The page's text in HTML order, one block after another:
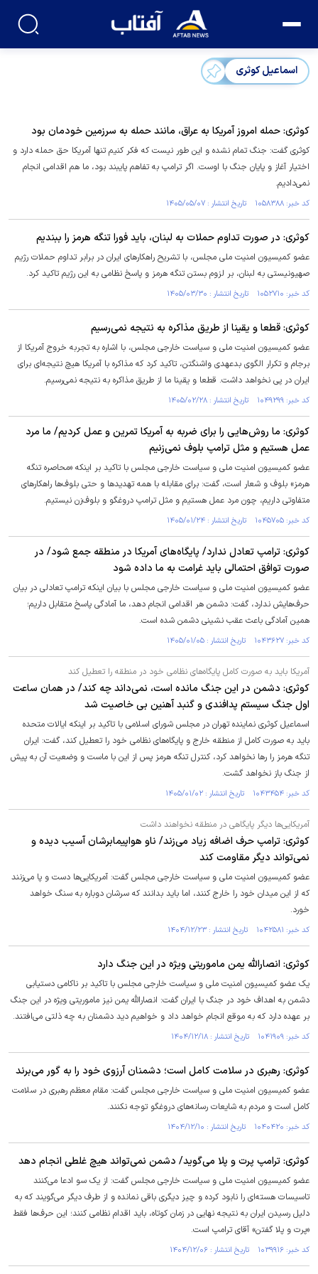
اسماعیل کوثری
کوثری: حمله امروز آمریکا به عراق، مانند حمله به سرزمین خودمان بود
کوثری گفت: جنگ تمام نشده و این طور نیست که فکر کنیم تنها آمریکا حق حمله دارد و
اختیار آغاز و پایان جنگ با اوست‌‌. اگر ترامپ به تفاهم پایبند بود، ما هم اقدامی انجام
نمی‌دادیم.
کد خبر: ۱۰۵۸۳۸۸ تاریخ انتشار : ۱۴۰۵/۰۵/۰۷
کوثری: در صورت تداوم حملات به لبنان، باید فورا تنگه هرمز را ببندیم
عضو کمیسیون امنیت ملی مجلس، با تشریح راهکار‌های ایران در برابر تداوم حملات رژیم
صهیونیستی به لبنان، بر لزوم بستن تنگه هرمز و پاسخ نظامی به این رژیم تاکید کرد.
کد خبر: ۱۰۵۲۷۱۰ تاریخ انتشار : ۱۴۰۵/۰۳/۳۰
کوثری: قطعا و یقینا از طریق مذاکره به نتیجه نمی‌رسیم
عضو کمیسیون امنیت ملی و سیاست خارجی مجلس، با اشاره به تجربه خروج آمریکا از
برجام و تکرار الگوی بدعهدی واشنگتن، تاکید کرد که مذاکره با آمریکا هیچ نتیجه‌ای برای
ایران در پی نخواهد داشت. قطعا و یقینا ما از طریق مذاکره به نتیجه نمی‌رسیم.
کد خبر: ۱۰۴۹۲۹۹ تاریخ انتشار : ۱۴۰۵/۰۲/۲۸
کوثری: ما روش‌هایی را برای ضربه به آمریکا تمرین و عمل کردیم/ ما مرد
عمل هستیم و مثل ترامپ بلوف نمی‌زنیم
عضو کمیسیون امنیت ملی و سیاست خارجی مجلس با تاکید بر اینکه «محاصره تنگه
هرمز» بلوف و شعار است، گفت: برای مقابله با همه تهدید‌ها و حتی بلوف‌ها راهکار‌های
متفاوتی داریم، چون مرد عمل هستیم و مثل ترامپ دروغگو و بلوف‌زن نیستیم.
کد خبر: ۱۰۴۵۷۰۵ تاریخ انتشار : ۱۴۰۵/۰۱/۲۴
کوثری: ترامپ تعادل ندارد/ پایگاه‌های آمریکا در منطقه جمع شود/ در
صورت توافق احتمالی باید غرامت به ما داده شود
عضو کمیسیون امنیت ملی و سیاست خارجی مجلس با بیان اینکه ترامپ تعادلی در بیان
حرف‌هایش ندارد، گفت: دشمن هر اقدامی انجام دهد، ما آمادگی پاسخ متقابل داریم؛
همین آمادگی باعث عقب نشینی دشمن شده است.
کد خبر: ۱۰۴۳۶۲۷ تاریخ انتشار : ۱۴۰۵/۰۱/۰۵
آمریکا باید به صورت کامل پایگاه‌های نظامی خود در منطقه را تعطیل کند
کوثری: دشمن در این جنگ مانده است، نمی‌داند چه کند/ در همان ساعت
اول جنگ سیستم پدافندی و گنبد آهنین بی خاصیت شد
اسماعیل کوثری نماینده تهران در مجلس شورای اسلامی با تاکید بر اینکه ایالات متحده
باید به صورت کامل از منطقه خارج و پایگاه‌های نظامی خود را تعطیل کند، گفت: ایران
تنگه هرمز را رها نخواهد کرد، کنترل تنگه هرمز پس از این با ماست و وضعیت آن به پیش
از جنگ باز نخواهد گشت.
کد خبر: ۱۰۴۳۴۵۴ تاریخ انتشار : ۱۴۰۵/۰۱/۰۲
آمریکایی‌ها دیگر پایگاهی در منطقه نخواهند داشت
کوثری: ترامپ حرف اضافه زیاد می‌زند/ ناو هواپیمابرشان آسیب دیده و
نمی‌تواند دیگر مقاومت کند
عضو کمیسیون امنیت ملی و سیاست خارجی مجلس گفت: آمریکایی‌ها دست و پا می‌زنند
که از این میدان خود را خارج کنند، اما باید بدانند که سرشان دوباره به سنگ خواهد
خورد.
کد خبر: ۱۰۴۲۵۸۱ تاریخ انتشار : ۱۴۰۴/۱۲/۲۳
کوثری: انصارالله یمن ماموریتی ویژه در این جنگ دارد
یک عضو کمیسیون امنیت ملی و سیاست خارجی مجلس با تاکید بر ناکامی دستیابی
دشمن به اهداف خود در جنگ با ایران گفت: انصارالله یمن نیز ماموریتی ویژه در این جنگ
بر عهده دارد که به موقع انجام خواهد داد و خواهیم دید دشمنان به چه ذلتی می‌افتند.
کد خبر: ۱۰۴۱۹۰۹ تاریخ انتشار : ۱۴۰۴/۱۲/۱۸
کوثری: رهبری در سلامت کامل است؛ دشمنان آرزوی خود را به گور می‌برند
عضو کمیسیون امنیت ملی و سیاست خارجی مجلس گفت: مقام معظم رهبری در سلامت
کامل است و مردم به شایعات رسانه‌های دروغگو توجه نکنند.
کد خبر: ۱۰۴۰۴۲۰ تاریخ انتشار : ۱۴۰۴/۱۲/۱۰
کوثری: ترامپ پرت و پلا می‌گوید/ دشمن نمی‌تواند هیچ غلطی انجام دهد
عضو کمیسیون امنیت ملی و سیاست خارجی مجلس گفت: از یک سو ادعا می‌کنند
تاسیسات هسته‌ای را نابود کرده و چیز دیگری باقی نمانده و از طرف دیگر می‌گویند که به
دلیل رسیدن ایران به نتیجه نهایی در زمان کوتاه، باید اقدام نظامی کنند؛ این حرف‌ها فقط
«پرت و پلا گفتن» آقای ترامپ است.
کد خبر: ۱۰۳۹۹۱۶ تاریخ انتشار : ۱۴۰۴/۱۲/۰۶